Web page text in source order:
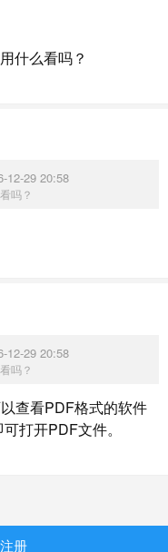
什么看吗？
12-29 20:58
吗？
12-29 20:58
吗？
查看PDF格式的软件
打开PDF文件。
注册